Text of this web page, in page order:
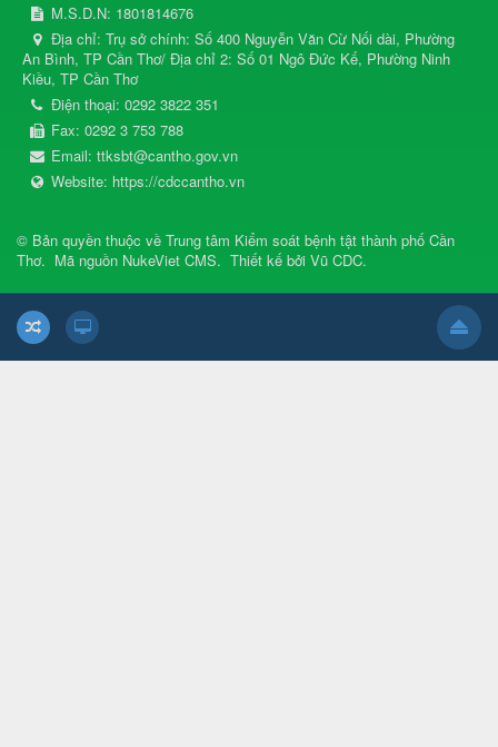
M.S.D.N: 1801814676
Địa chỉ: Trụ sở chính: Số 400 Nguyễn Văn Cừ Nối dài, Phường
An Bình, TP Cần Thơ/ Địa chỉ 2: Số 01 Ngô Đức Kế, Phường Ninh
Kiều, TP Cần Thơ
Điện thoại: 0292 3822 351
Fax: 0292 3 753 788
Email: ttksbt@cantho.gov.vn
Website: https://cdccantho.vn
© Bản quyền thuộc về Trung tâm Kiểm soát bệnh tật thành phố Cần
Thơ. Mã nguồn NukeViet CMS. Thiết kế bởi Vũ CDC.